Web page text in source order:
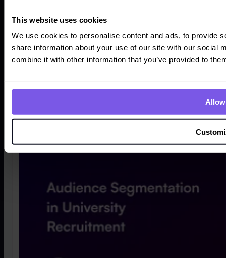
This website uses cookies
We use cookies to personalise content and ads, to provide
share information about your use of our site with our social
combine it with other information that you’ve provided to
2026-07-15
Die Bedeutung der Automatisierung